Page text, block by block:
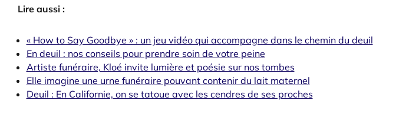
Lire aussi :
« How to Say Goodbye » : un jeu vidéo qui accompagne dans le chemin du deuil
En deuil : nos conseils pour prendre soin de votre peine
Artiste funéraire, Kloé invite lumière et poésie sur nos tombes
Elle imagine une urne funéraire pouvant contenir du lait maternel
Deuil : En Californie, on se tatoue avec les cendres de ses proches